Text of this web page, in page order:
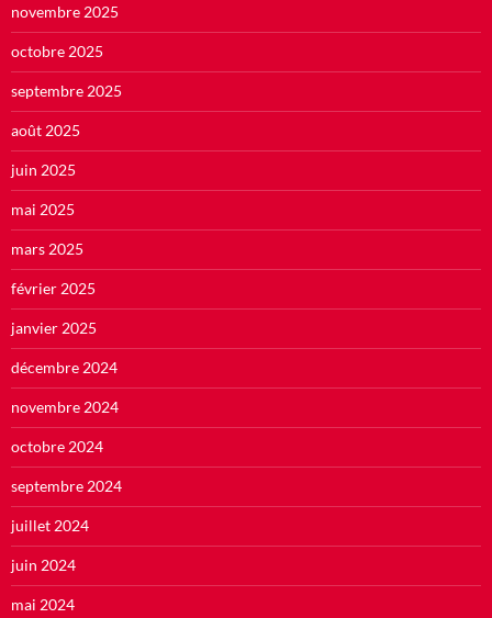
novembre 2025
octobre 2025
septembre 2025
août 2025
juin 2025
mai 2025
mars 2025
février 2025
janvier 2025
décembre 2024
novembre 2024
octobre 2024
septembre 2024
juillet 2024
juin 2024
mai 2024